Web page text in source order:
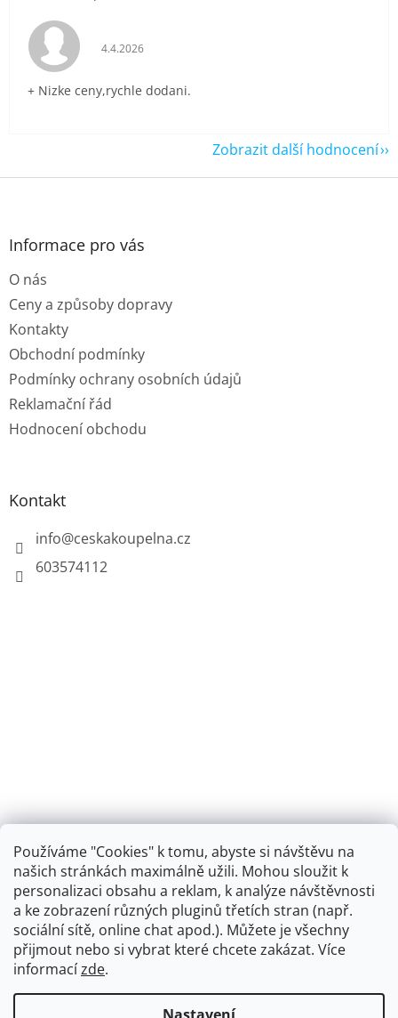
Používáme "Cookies" k tomu, abyste si návštěvu na
našich stránkách maximálně užili. Mohou sloužit k
personalizaci obsahu a reklam, k analýze návštěvnosti
a ke zobrazení různých pluginů třetích stran (např.
sociální sítě, online chat apod.). Můžete je všechny
přijmout nebo si vybrat které chcete zakázat. Více
informacízde.
Hodnocení obchodu je 5 z 5 hvězdiček.
4.4.2026
+ Nizke ceny,rychle dodani.
Zobrazit další hodnocení
Z
Informace pro vás
O nás
Ceny a způsoby dopravy
Kontakty
Obchodní podmínky
Podmínky ochrany osobních údajů
Reklamační řád
Hodnocení obchodu
Kontakt
info@ceskakoupelna.cz
603574112
Retro koupelna
Vytvořil Shoptet + plnenieshopu.cz